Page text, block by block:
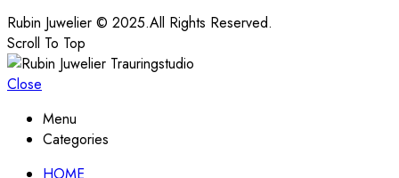
Rubin Juwelier © 2025.All Rights Reserved.
Scroll To Top
Close
Menu
Categories